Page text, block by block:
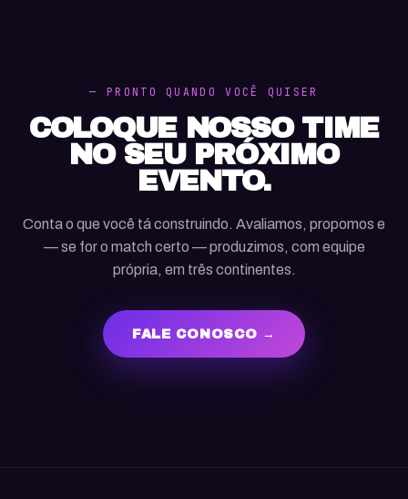
— PRONTO QUANDO VOCÊ QUISER
COLOQUE NOSSO TIME
NO SEU PRÓXIMO
EVENTO.
Conta o que você tá construindo. Avaliamos, propomos e
— se for o match certo — produzimos, com equipe
própria, em três continentes.
FALE CONOSCO →